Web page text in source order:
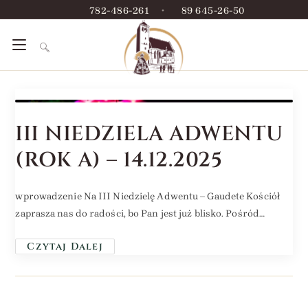
782-486-261 • 89 645-26-50
III NIEDZIELA ADWENTU
(ROK A) – 14.12.2025
wprowadzenie Na III Niedzielę Adwentu – Gaudete Kościół
zaprasza nas do radości, bo Pan jest już blisko. Pośród…
Czytaj Dalej